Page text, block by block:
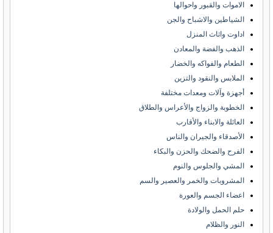
الاموات والقبور واحوالها
الشياطين والاشباح والجن
اداوت واثاث المنزل
الذهب والفضة والمعادن
الطعام والفواكه والخضار
الملابس والنقود والتزين
أجهزة وآلات ومعدات مختلفة
الخطوبة والزواج والأعراس والطلاق
العائلة والابناء والأقارب
الأصدقاء والجيران والناس
الفرح والضحك والحزن والبكاء
المشي والجلوس والنوم
المشروبات والخمر والعصير والسم
اعضاء الجسم والعورة
حلم الحمل والولادة
النور والظلام